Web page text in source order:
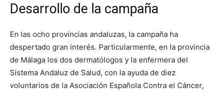
Desarrollo de la campaña
En las ocho provincias andaluzas, la campaña ha
despertado gran interés. Particularmente, en la provincia
de Málaga los dos dermatólogos y la enfermera del
Sistema Andaluz de Salud, con la ayuda de diez
voluntarios de la Asociación Española Contra el Cáncer,